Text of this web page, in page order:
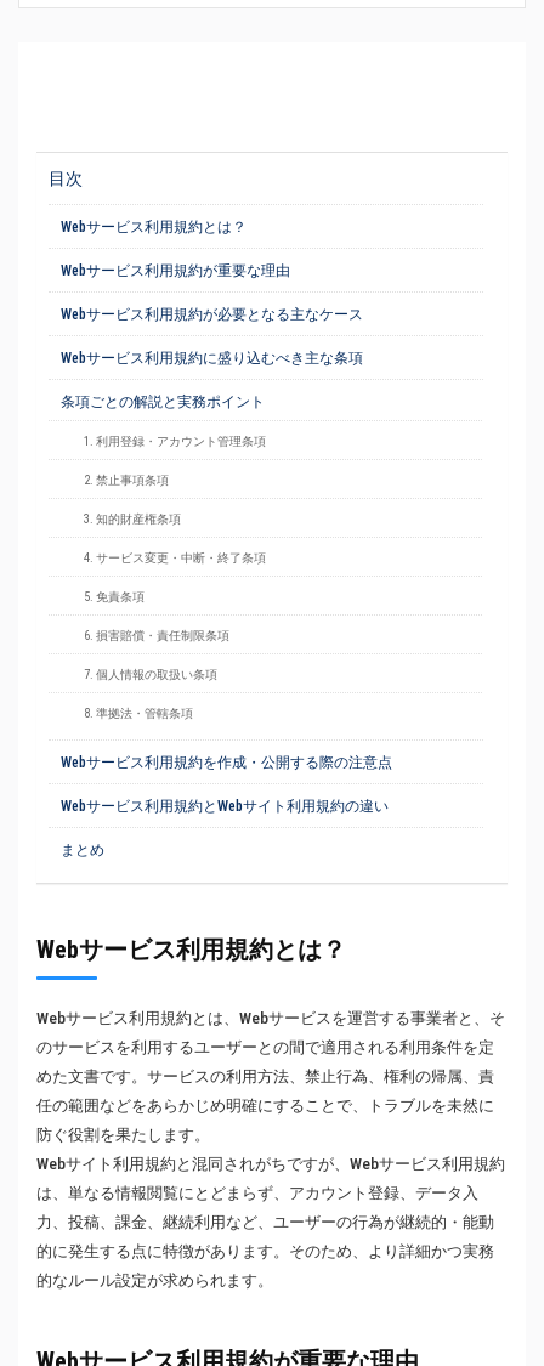
目次
Webサービス利用規約とは？
Webサービス利用規約が重要な理由
Webサービス利用規約が必要となる主なケース
Webサービス利用規約に盛り込むべき主な条項
条項ごとの解説と実務ポイント
1. 利用登録・アカウント管理条項
2. 禁止事項条項
3. 知的財産権条項
4. サービス変更・中断・終了条項
5. 免責条項
6. 損害賠償・責任制限条項
7. 個人情報の取扱い条項
8. 準拠法・管轄条項
Webサービス利用規約を作成・公開する際の注意点
Webサービス利用規約とWebサイト利用規約の違い
まとめ
Webサービス利用規約とは？
Webサービス利用規約とは、Webサービスを運営する事業者と、そ
のサービスを利用するユーザーとの間で適用される利用条件を定
めた文書です。サービスの利用方法、禁止行為、権利の帰属、責
任の範囲などをあらかじめ明確にすることで、トラブルを未然に
防ぐ役割を果たします。
Webサイト利用規約と混同されがちですが、Webサービス利用規約
は、単なる情報閲覧にとどまらず、アカウント登録、データ入
力、投稿、課金、継続利用など、ユーザーの行為が継続的・能動
的に発生する点に特徴があります。そのため、より詳細かつ実務
的なルール設定が求められます。